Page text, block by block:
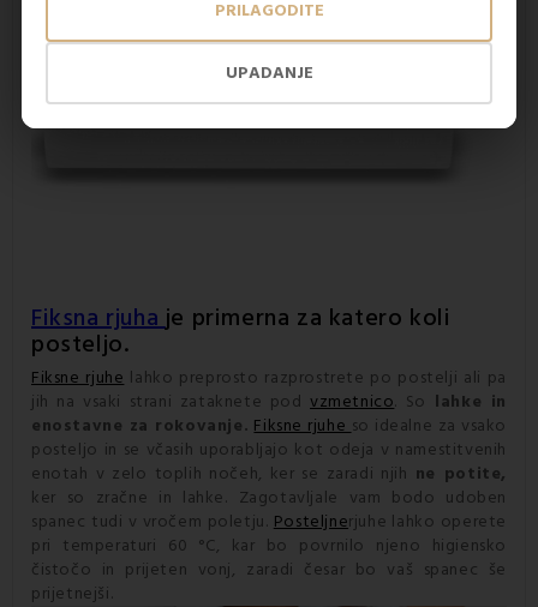
UPADANJE
PRILAGODITE
Fiksna rjuhaje primerna za katero koli
posteljo.
Fiksne rjuhe lahko preprosto razprostrete po postelji ali pa
jih na vsaki strani zataknete pod vzmetnico. So lahke in
enostavne za rokovanje. Fiksne rjuhe so idealne za vsako
posteljo in se včasih uporabljajo kot odeja v namestitvenih
enotah v zelo toplih nočeh, ker se zaradi njih ne potite,
ker so zračne in lahke. Zagotavljale vam bodo udoben
spanec tudi v vročem poletju. Posteljnerjuhe lahko operete
pri temperaturi 60 °C, kar bo povrnilo njeno higiensko
čistočo in prijeten vonj, zaradi česar bo vaš spanec še
prijetnejši.